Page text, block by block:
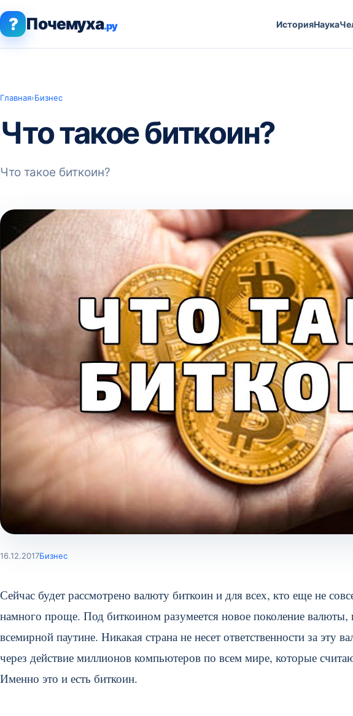
? Почемуха.ру ИсторияНаука
Главная›Бизнес
Что такое биткоин?
Что такое биткоин?
16.12.2017Бизнес
Сейчас будет рассмотрено валюту биткоин и для всех, кто еще не
намного проще. Под биткоином разумеется новое поколение валюты,
всемирной паутине. Никакая страна не несет ответственности за эту
через действие миллионов компьютеров по всем мире, которые
Именно это и есть биткоин.